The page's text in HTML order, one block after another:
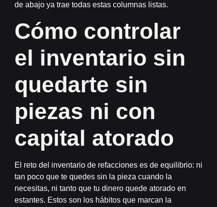
de abajo ya trae todas estas columnas listas.
Cómo controlar
el inventario sin
quedarte sin
piezas ni con
capital atorado
El reto del inventario de refacciones es de equilibrio: ni
tan poco que te quedes sin la pieza cuando la
necesitas, ni tanto que tu dinero quede atorado en
estantes. Estos son los hábitos que marcan la